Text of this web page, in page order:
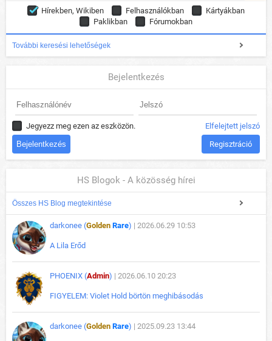
Hírekben, Wikiben Felhasználókban
Kártyákban
Paklikban
Fórumokban
További keresési lehetőségek
Bejelentkezés
Jegyezz meg ezen az eszközön. Elfelejtett jelszó
Regisztráció
HS Blogok - A közösség hírei
Összes HS Blog megtekintése
darkonee (Golden Rare) | 2026.06.29 10:53
A Lila Erőd
PHOENIX (Admin) | 2026.06.10 20:23
FIGYELEM: Violet Hold börtön meghibásodás
darkonee (Golden Rare) | 2025.09.23 13:44